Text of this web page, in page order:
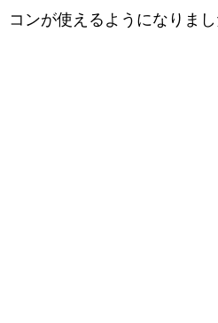
コンが使えるようになりまし